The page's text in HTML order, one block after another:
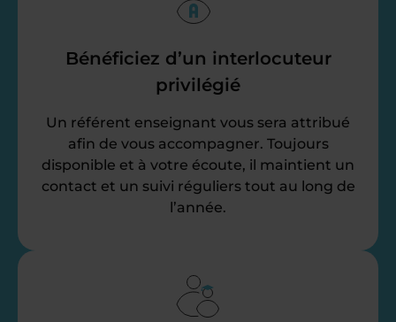
Bénéficiez d’un interlocuteur
privilégié
Un référent enseignant vous sera attribué
afin de vous accompagner. Toujours
disponible et à votre écoute, il maintient un
contact et un suivi réguliers tout au long de
l’année.